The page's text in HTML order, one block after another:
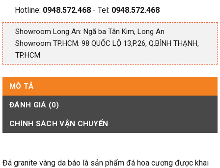
Hotline: 0948.572.468 - Tel: 0948.572.468
Showroom Long An: Ngã ba Tân Kim, Long An
Showroom TP.HCM: 98 QUỐC LỘ 13,P.26, Q.BÌNH THẠNH,
TP.HCM
MÔ TẢ
ĐÁNH GIÁ (0)
CHÍNH SÁCH VẬN CHUYỂN
Đá granite vàng da báo là sản phẩm đá hoa cương được khai